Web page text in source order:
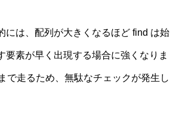
には、配列が大きくなるほど find は始
要素が早く出現する場合に強くなりま
で走るため、無駄なチェックが発生し